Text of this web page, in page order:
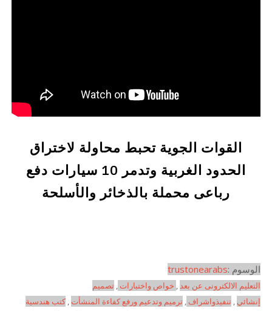
القوات الجوية تحبط محاولة لاختراق
الحدود الغربية وتدمر 10 سيارات دفع
رباعى محملة بالذخائر والأسلحة
الوسوم :trustonearabs
التعليم الالكترونى عن بعد, خواص واختبارات , تصميم
إنشائي , تنفيذواشراف , ترميم وتدعيم ورفع كفاءة المنشأت ,كتب هندسية